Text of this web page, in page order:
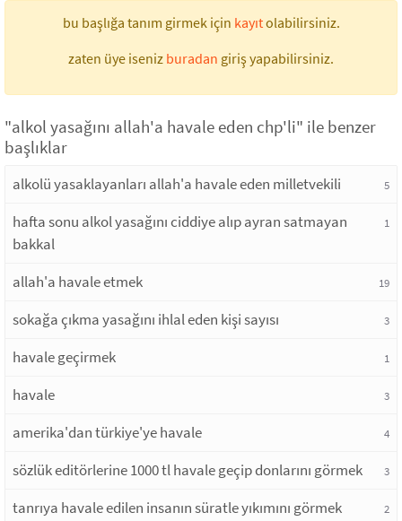
bu başlığa tanım girmek için kayıtolabilirsiniz.
zaten üye iseniz buradan giriş yapabilirsiniz.
"alkol yasağını allah'a havale eden chp'li" ile benzer
başlıklar
alkolü yasaklayanları allah'a havale eden milletvekili 5
hafta sonu alkol yasağını ciddiye alıp ayran satmayan
bakkal
1
allah'a havale etmek 19
sokağa çıkma yasağını ihlal eden kişi sayısı 3
havale geçirmek 1
havale 3
amerika'dan türkiye'ye havale 4
sözlük editörlerine 1000 tl havale geçip donlarını görmek 3
tanrıya havale edilen insanın süratle yıkımını görmek 2